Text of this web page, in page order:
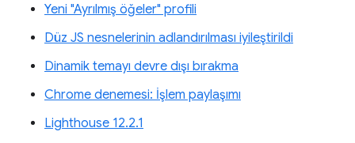
Yeni "Ayrılmış öğeler" profili
Düz JS nesnelerinin adlandırılması iyileştirildi
Dinamik temayı devre dışı bırakma
Chrome denemesi: İşlem paylaşımı
Lighthouse 12.2.1